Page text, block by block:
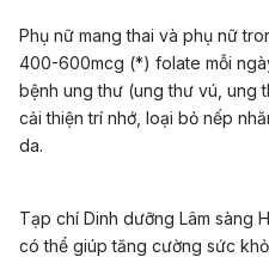
Phụ nữ mang thai và phụ nữ
400-600mcg (*) folate mỗi
bệnh ung thư (ung thư vú, ung
cải thiện trí nhớ, loại bỏ nếp
da.
Tạp chí Dinh dưỡng Lâm sàng
có thể giúp tăng cường sức